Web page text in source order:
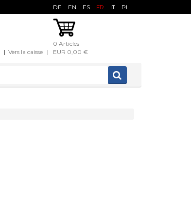
DE EN ES FR IT PL
| Vers la caisse |
0 Articles
EUR 0,00 €